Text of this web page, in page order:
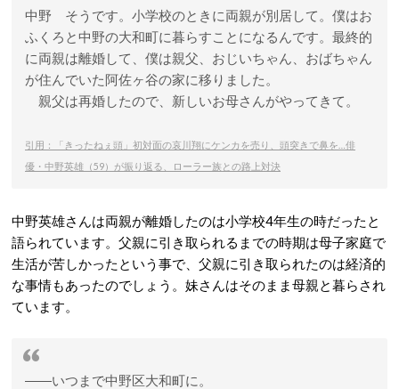
中野 そうです。小学校のときに両親が別居して。僕はお
ふくろと中野の大和町に暮らすことになるんです。最終的
に両親は離婚して、僕は親父、おじいちゃん、おばちゃん
が住んでいた阿佐ヶ谷の家に移りました。
親父は再婚したので、新しいお母さんがやってきて。
引用：「きったねぇ頭」初対面の哀川翔にケンカを売り、頭突きで鼻を…俳
優・中野英雄（59）が振り返る、ローラー族との路上対決
中野英雄さんは両親が離婚したのは小学校4年生の時だったと
語られています。父親に引き取られるまでの時期は母子家庭で
生活が苦しかったという事で、父親に引き取られたのは経済的
な事情もあったのでしょう。妹さんはそのまま母親と暮らされ
ています。
――いつまで中野区大和町に。